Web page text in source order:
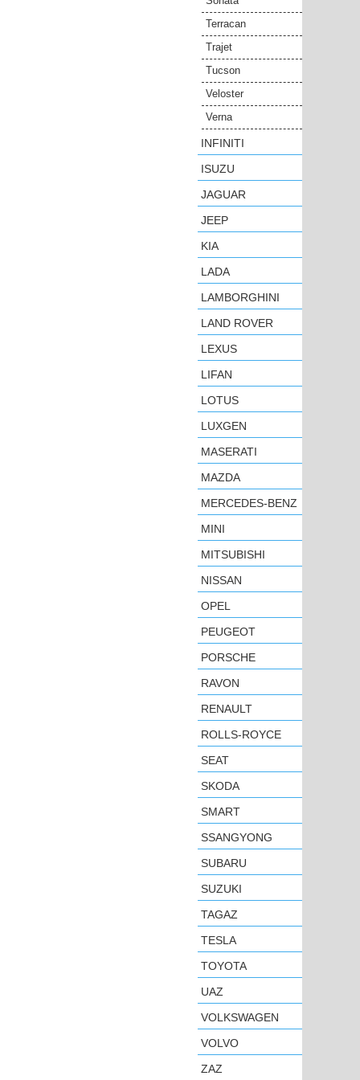
Terracan
Trajet
Tucson
Veloster
Verna
INFINITI
ISUZU
JAGUAR
JEEP
KIA
LADA
LAMBORGHINI
LAND ROVER
LEXUS
LIFAN
LOTUS
LUXGEN
MASERATI
MAZDA
MERCEDES-BENZ
MINI
MITSUBISHI
NISSAN
OPEL
PEUGEOT
PORSCHE
RAVON
RENAULT
ROLLS-ROYCE
SEAT
SKODA
SMART
SSANGYONG
SUBARU
SUZUKI
TAGAZ
TESLA
TOYOTA
UAZ
VOLKSWAGEN
VOLVO
ZAZ